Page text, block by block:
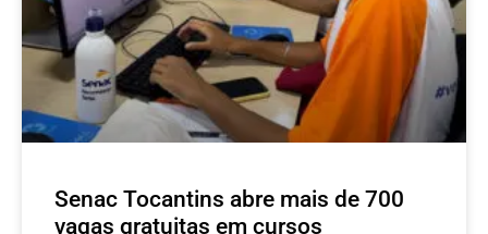
Senac Tocantins abre mais de 700
vagas gratuitas em cursos